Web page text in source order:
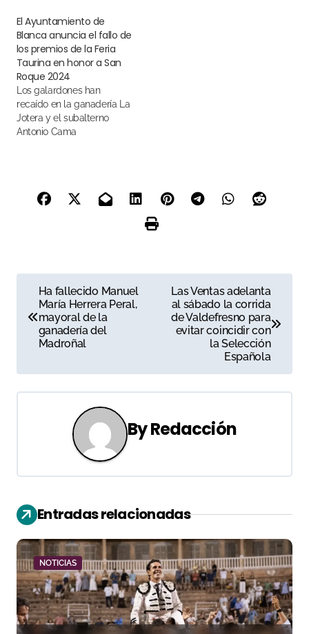
El Ayuntamiento de
Blanca anuncia el fallo de
los premios de la Feria
Taurina en honor a San
Roque 2024
recaído en la ganadería La
Jotera y el subalterno
Antonio Cama
a
e
g
i
ó
n
d
e
e
Ha fallecido Manuel
María Herrera Peral,
mayoral de la
ganadería del
Madroñal
Las Ventas adelanta
al sábado la corrida
de Valdefresno para
evitar coincidir con
la Selección
Española
ByRedacción
Entradas relacionadas
NOTICIAS